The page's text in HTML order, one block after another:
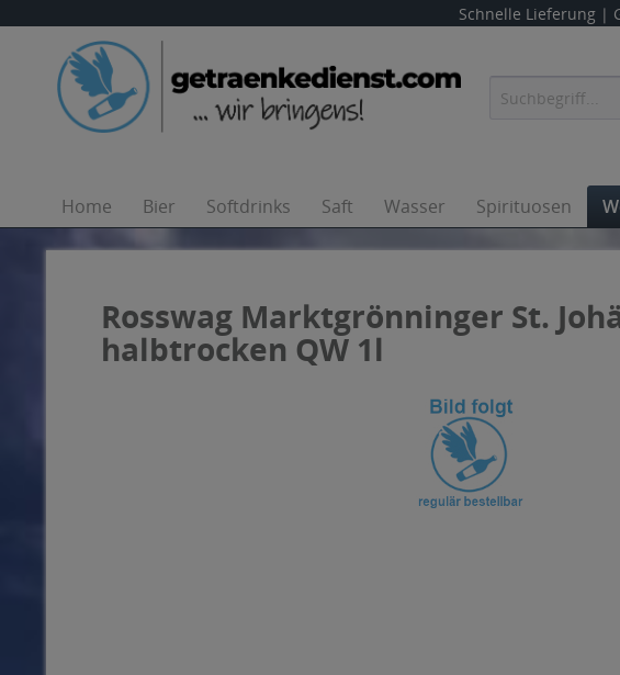
Schnelle Lieferung |
Home Bier Softdrinks Saft Wasser Spirituosen
Rosswag Marktgrönninger St.
halbtrocken QW 1l